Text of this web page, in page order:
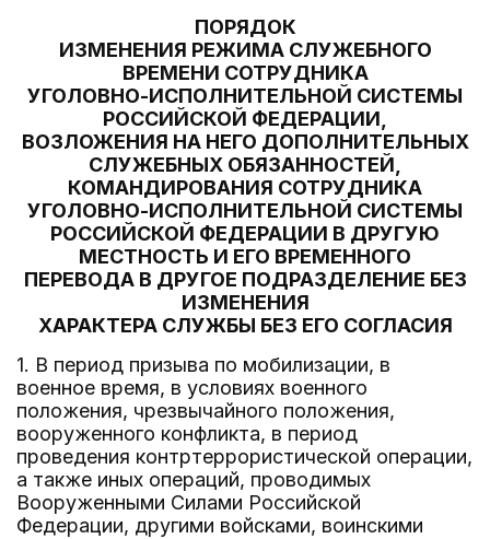
ПОРЯДОК
ИЗМЕНЕНИЯ РЕЖИМА СЛУЖЕБНОГО
ВРЕМЕНИ СОТРУДНИКА
УГОЛОВНО-ИСПОЛНИТЕЛЬНОЙ СИСТЕМЫ
РОССИЙСКОЙ ФЕДЕРАЦИИ,
ВОЗЛОЖЕНИЯ НА НЕГО ДОПОЛНИТЕЛЬНЫХ
СЛУЖЕБНЫХ ОБЯЗАННОСТЕЙ,
КОМАНДИРОВАНИЯ СОТРУДНИКА
УГОЛОВНО-ИСПОЛНИТЕЛЬНОЙ СИСТЕМЫ
РОССИЙСКОЙ ФЕДЕРАЦИИ В ДРУГУЮ
МЕСТНОСТЬ И ЕГО ВРЕМЕННОГО
ПЕРЕВОДА В ДРУГОЕ ПОДРАЗДЕЛЕНИЕ БЕЗ
ИЗМЕНЕНИЯ
ХАРАКТЕРА СЛУЖБЫ БЕЗ ЕГО СОГЛАСИЯ
1. В период призыва по мобилизации, в
военное время, в условиях военного
положения, чрезвычайного положения,
вооруженного конфликта, в период
проведения контртеррористической операции,
а также иных операций, проводимых
Вооруженными Силами Российской
Федерации, другими войсками, воинскими